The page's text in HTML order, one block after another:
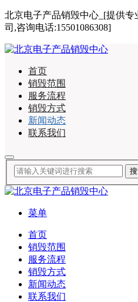
北京电子产品销毁中心_[提供
司,咨询电话:15501086308]
首页
销毁范围
服务流程
销毁方式
新闻动态
联系我们
菜单
首页
销毁范围
服务流程
销毁方式
新闻动态
联系我们